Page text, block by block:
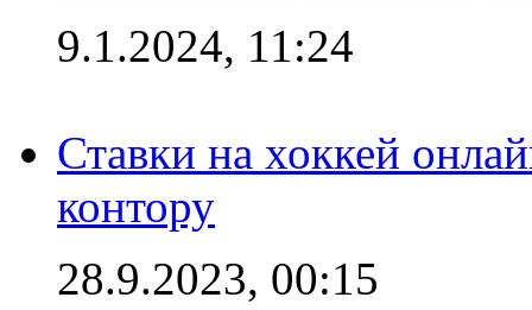
9.1.2024, 11:24
Ставки на хоккей
контору
28.9.2023, 00:15